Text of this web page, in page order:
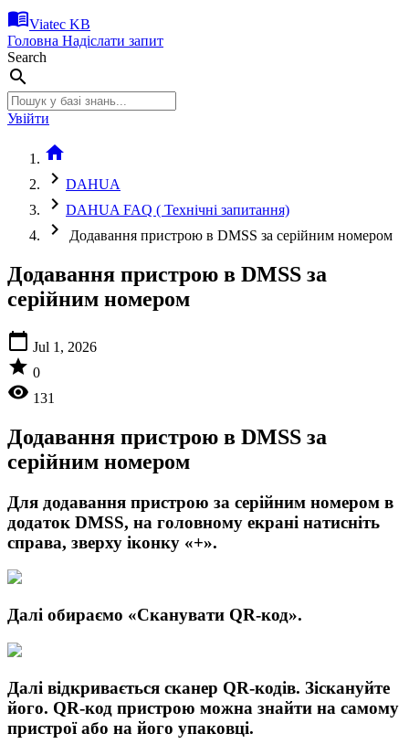
menu_bookViatec KB
Головна Надіслати запит
Search
search
Увійти
home
chevron_right DAHUA
chevron_right DAHUA FAQ ( Технічні запитання)
chevron_right Додавання пристрою в DMSS за серійним номером
Додавання пристрою в DMSS за
серійним номером
calendar_today Jul 1, 2026
star 0
visibility 131
Додавання пристрою в DMSS за
серійним номером
Для додавання пристрою за серійним номером в
додаток DMSS, на головному екрані натисніть
справа, зверху іконку «+».
Далі обираємо «Сканувати QR-код».
Далі відкривається сканер QR-кодів. Зіскануйте
його. QR-код пристрою можна знайти на самому
пристрої або на його упаковці.